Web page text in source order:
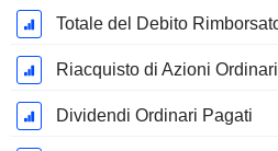
Totale del Debito
Riacquisto di Azioni
Dividendi Ordinari Pagati